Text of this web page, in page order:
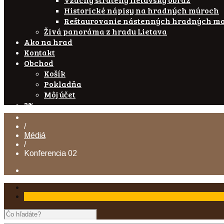
Historické nápisy na hradných múroch
Reštaurovanie nástenných hradných
Živá panoráma z hradu Lietava
Ako na hrad
Kontakt
Obchod
Košík
Pokladňa
Môj účet
2%
/
Médiá
/
Konferencia 02